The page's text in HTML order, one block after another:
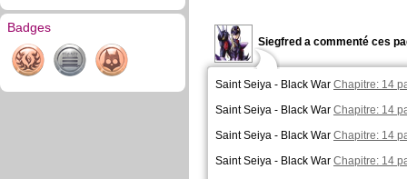
Badges
Siegfred a commenté ces
Saint Seiya - Black War Chapitre: 14
Saint Seiya - Black War Chapitre: 14
Saint Seiya - Black War Chapitre: 14
Saint Seiya - Black War Chapitre: 14